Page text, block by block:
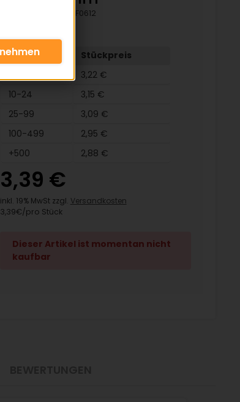
HF0612
Menge
Stückpreis
3,22 €
10-24
3,15 €
25-99
3,09 €
100-499
2,95 €
+500
2,88 €
3,39 €
inkl. 19% MwSt zzgl. Versandkosten
3,39€/pro Stück
Dieser Artikel ist momentan nicht
kaufbar